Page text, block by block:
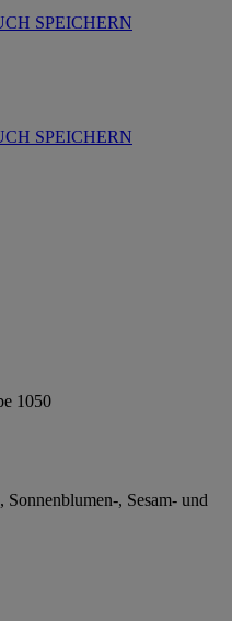
SPEICHERN
SPEICHERN
1050
, Sesam- und